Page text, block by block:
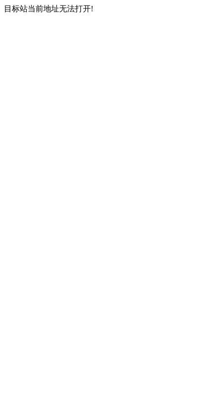
目标站当前地址无法打开!